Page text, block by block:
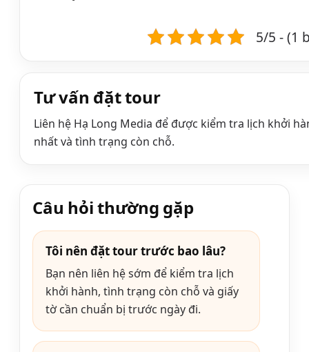
5/5 - (1
Tư vấn đặt tour
Liên hệ Hạ Long Media để được kiểm tra lịch khởi
nhất và tình trạng còn chỗ.
Câu hỏi thường gặp
Tôi nên đặt tour trước bao lâu?
Bạn nên liên hệ sớm để kiểm tra lịch
khởi hành, tình trạng còn chỗ và giấy
tờ cần chuẩn bị trước ngày đi.